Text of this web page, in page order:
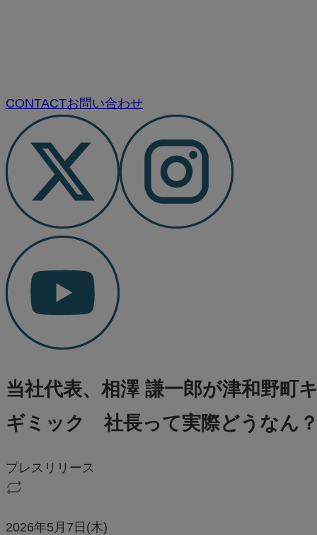
CONTACTお問い合わせ
当社代表、相澤 謙一郎が津和野町
ギミック 社長って実際どうなん
プレスリリース
2026年5月7日(木)